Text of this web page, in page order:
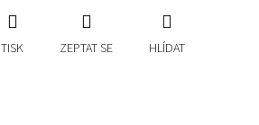
TISK ZEPTAT SE HLÍDAT